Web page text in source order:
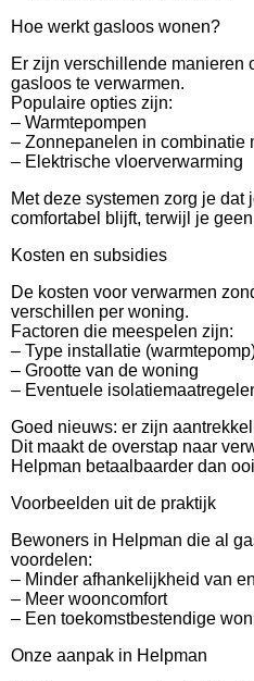
Hoe werkt gasloos wonen?
Er zijn verschillende manieren
gasloos te verwarmen.
Populaire opties zijn:
– Warmtepompen
– Zonnepanelen in combinatie
– Elektrische vloerverwarming
Met deze systemen zorg je dat
comfortabel blijft, terwijl je
Kosten en subsidies
De kosten voor verwarmen
verschillen per woning.
Factoren die meespelen zijn:
– Type installatie
– Grootte van de woning
– Eventuele
Goed nieuws: er zijn
Dit maakt de overstap naar
Helpman betaalbaarder dan
Voorbeelden uit de praktijk
Bewoners in Helpman die al
voordelen:
– Minder afhankelijkheid van
– Meer wooncomfort
– Een toekomstbestendige
Onze aanpak in Helpman